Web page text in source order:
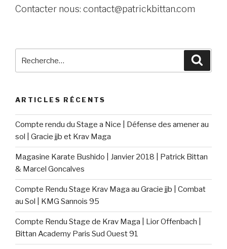
Contacter nous: contact@patrickbittan.com
ARTICLES RÉCENTS
Compte rendu du Stage a Nice | Défense des amener au
sol | Gracie jjb et Krav Maga
Magasine Karate Bushido | Janvier 2018 | Patrick Bittan
& Marcel Goncalves
Compte Rendu Stage Krav Maga au Gracie jjb | Combat
au Sol | KMG Sannois 95
Compte Rendu Stage de Krav Maga | Lior Offenbach |
Bittan Academy Paris Sud Ouest 91